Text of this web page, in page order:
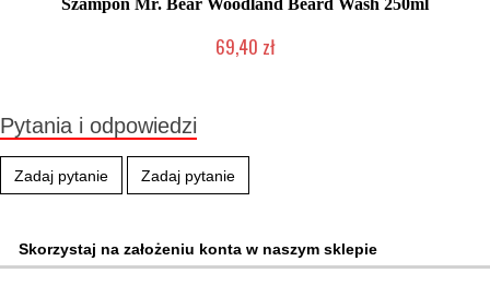
Szampon Mr. Bear Woodland Beard Wash 250ml
69,40 zł
Pytania i odpowiedzi
Zadaj pytanie Zadaj pytanie
Skorzystaj na założeniu konta w naszym sklepie